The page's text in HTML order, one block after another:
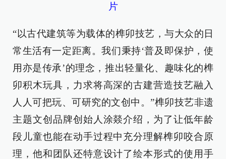
片
“以古代建筑等为载体的榫卯技艺，与大众的日
常生活有一定距离。我们秉持‘普及即保护，使
用亦是传承’的理念，推出轻量化、趣味化的榫
卯积木玩具，力求将高深的古建营造技艺融入
人人可把玩、可研究的文创中。”榫卯技艺非遗
主题文创品牌创始人涂燚介绍，为了让低年龄
段儿童也能在动手过程中充分理解榫卯咬合原
理，他和团队还特意设计了绘本形式的使用手